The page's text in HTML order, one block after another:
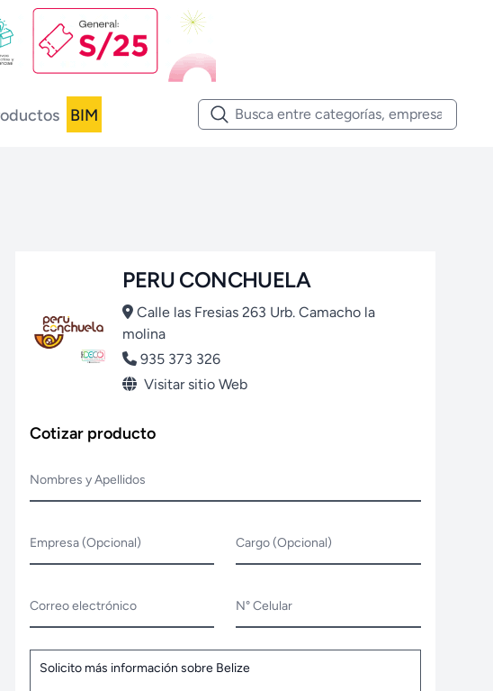
BIM
PERU CONCHUELA
Calle las Fresias 263 Urb. Camacho la
molina
935 373 326
Visitar sitio Web
Cotizar producto
Nombres y Apellidos
Empresa (Opcional) Cargo (Opcional)
Correo electrónico N° Celular